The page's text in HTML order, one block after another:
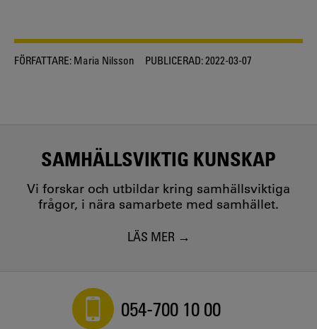
FÖRFATTARE: Maria Nilsson PUBLICERAD:2022-03-07
SAMHÄLLSVIKTIG KUNSKAP
Vi forskar och utbildar kring samhällsviktiga
frågor, i nära samarbete med samhället.
LÄS MER
054-700 10 00